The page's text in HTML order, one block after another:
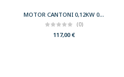
MOTOR CANTONI 0,12KW 0,17CV 3000 B3 T56 230/400 IE2
(0)
117,00€